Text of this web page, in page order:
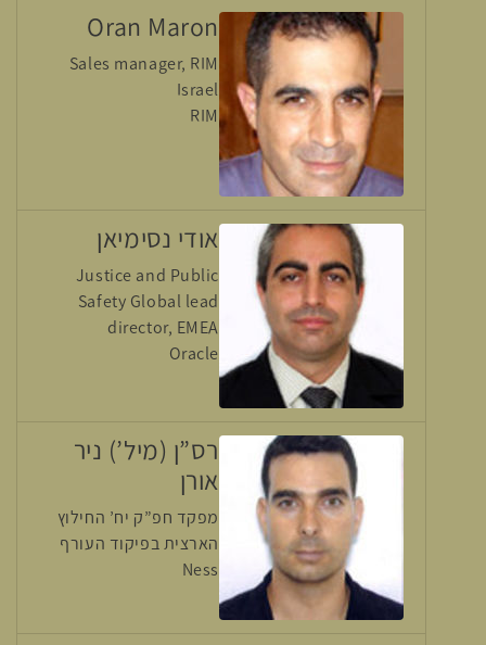
Oran Maron
Sales manager, RIM
Israel
RIM
אודי נסימיאן
Justice and Public
Safety Global lead
director, EMEA
Oracle
רס”ן (מיל’) ניר
אורן
מפקד חפ”ק יח’ החילוץ
הארצית בפיקוד העורף
Ness